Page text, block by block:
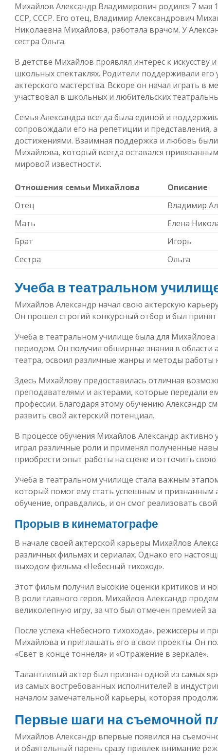
Михайлов Александр Владимирович родился 7 мая
ССР, СССР. Его отец, Владимир Александрович
Николаевна Михайлова, работала врачом. У
сестра Ольга.
В детстве Михайлов проявлял интерес к
школьных спектаклях. Родители поддерживали
актерского мастерства. Вскоре он начал играть в
участвовал в школьных и любительских
Семья Александра всегда была единой и
сопровождали его на репетиции и представления,
достижениями. Взаимная поддержка и любовь
Михайлова, который всегда оставался
мировой известности.
Отношения семьи Михайлова
Описание
Отец
Владимир
Мать
Елена
Брат
Игорь
Сестра
Ольга
Учеба в театральном
Михайлов Александр начал свою актерскую
Он прошел строгий конкурсный отбор и был
Учеба в театральном училище была для
периодом. Он получил обширные знания в области
театра, освоил различные жанры и методы работы
Здесь Михайлову предоставилась отличная
преподавателями и актерами, которые передали
профессии. Благодаря этому обучению Александр
развить свой актерский потенциал.
В процессе обучения Михайлов Александр активно
играл различные роли и применял полученные
приобрести опыт работы на сцене и отточить свою
Учеба в театральном училище стала важным
который помог ему стать успешным и признанным
обучение, оправдались, и он смог реализовать
Прорыв в кинематографе
В начале своей актерской карьеры Михайлов
различных фильмах и сериалах. Однако его
выходом фильма «Небесный тихоход».
Этот фильм получил высокие оценки критиков и
В роли главного героя, Михайлов Александр
великолепную игру, за что был отмечен премией
После успеха «Небесного тихохода», режиссеры и
Михайлова и приглашать его в свои проекты. Он
«Свет в конце тоннеля» и «Отражение в зеркале».
Талантливый актер был признан одной из самых
из самых востребованных исполнителей в
началом замечательной карьеры, которая
Первые шаги на съемочной
Михайлов Александр впервые появился на
и обаятельный парень сразу привлек внимание